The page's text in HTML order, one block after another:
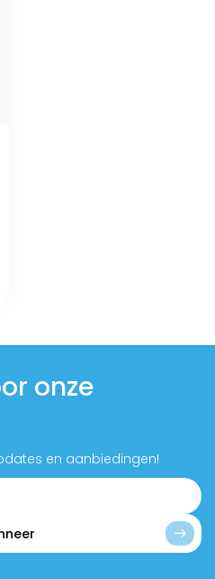
onze
en aanbiedingen!